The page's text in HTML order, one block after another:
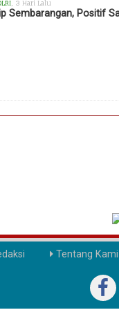
, 3 Hari Lalu
Sembarangan, Positif
Tentang Kami